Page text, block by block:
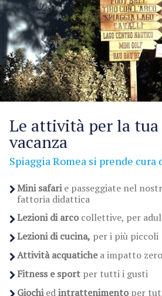
Le attività per la
vacanza
Spiaggia Romea si prende cura
Mini safarie passeggiate nel
fattoria didattica
Lezioni di arcocollettive, per
Lezioni di cucina, per i più piccoli
Attività acquatichea impatto
Fitness e sportper tutti i gusti
Giochiedintrattenimento per